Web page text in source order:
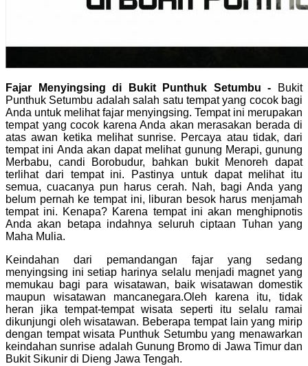
Fajar Menyingsing di Bukit Punthuk Setumbu -
Bukit
Punthuk Setumbu adalah salah satu tempat yang cocok bagi
Anda untuk melihat fajar menyingsing. Tempat ini merupakan
tempat yang cocok karena Anda akan merasakan berada di
atas awan ketika melihat sunrise. Percaya atau tidak, dari
tempat ini Anda akan dapat melihat gunung Merapi, gunung
Merbabu, candi Borobudur, bahkan bukit Menoreh dapat
terlihat dari tempat ini. Pastinya untuk dapat melihat itu
semua, cuacanya pun harus cerah. Nah, bagi Anda yang
belum pernah ke tempat ini, liburan besok harus menjamah
tempat ini. Kenapa? Karena tempat ini akan menghipnotis
Anda akan betapa indahnya seluruh ciptaan Tuhan yang
Maha Mulia.
Keindahan dari pemandangan fajar yang sedang
menyingsing ini setiap harinya selalu menjadi magnet yang
memukau bagi para wisatawan, baik wisatawan domestik
maupun wisatawan mancanegara.Oleh karena itu, tidak
heran jika tempat-tempat wisata seperti itu selalu ramai
dikunjungi oleh wisatawan. Beberapa tempat lain yang mirip
dengan tempat wisata Punthuk Setumbu yang menawarkan
keindahan sunrise adalah Gunung Bromo di Jawa Timur dan
Bukit Sikunir di Dieng Jawa Tengah.